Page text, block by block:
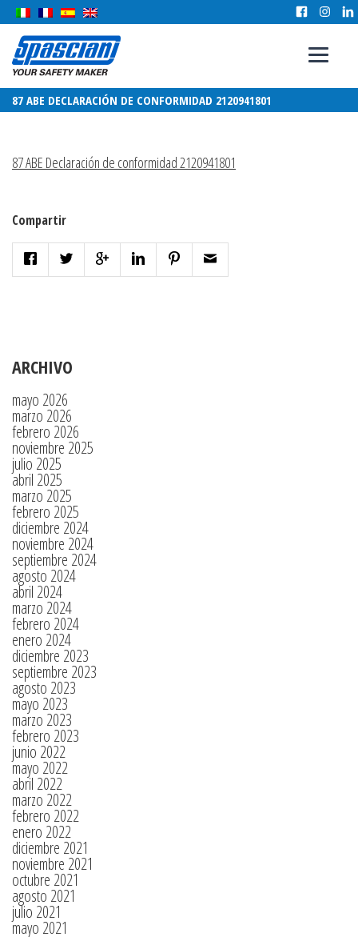
87 ABE DECLARACIÓN DE CONFORMIDAD 2120941801
87 ABE Declaración de conformidad 2120941801
Compartir
ARCHIVO
mayo 2026
marzo 2026
febrero 2026
noviembre 2025
julio 2025
abril 2025
marzo 2025
febrero 2025
diciembre 2024
noviembre 2024
septiembre 2024
agosto 2024
abril 2024
marzo 2024
febrero 2024
enero 2024
diciembre 2023
septiembre 2023
agosto 2023
mayo 2023
marzo 2023
febrero 2023
junio 2022
mayo 2022
abril 2022
marzo 2022
febrero 2022
enero 2022
diciembre 2021
noviembre 2021
octubre 2021
agosto 2021
julio 2021
mayo 2021